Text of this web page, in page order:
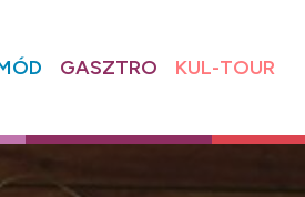
GASZTRO KUL-TOUR